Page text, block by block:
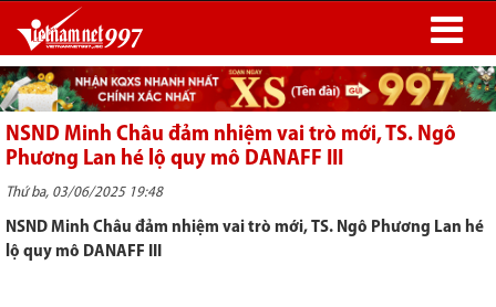
NSND Minh Châu đảm nhiệm vai trò mới, TS. Ngô
Phương Lan hé lộ quy mô DANAFF III
Thứ ba, 03/06/2025 19:48
NSND Minh Châu đảm nhiệm vai trò mới, TS. Ngô Phương Lan hé
lộ quy mô DANAFF III